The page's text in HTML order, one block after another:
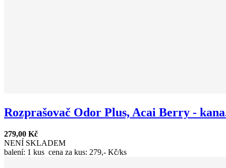
Rozprašovač Odor Plus, Acai Berry -
279,00 Kč
NENÍ SKLADEM
balení: 1 kus cena za kus: 279,- Kč/ks